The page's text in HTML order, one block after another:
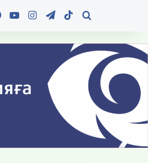
Facebook
YouTubeInstagram
Telegram
TikTok